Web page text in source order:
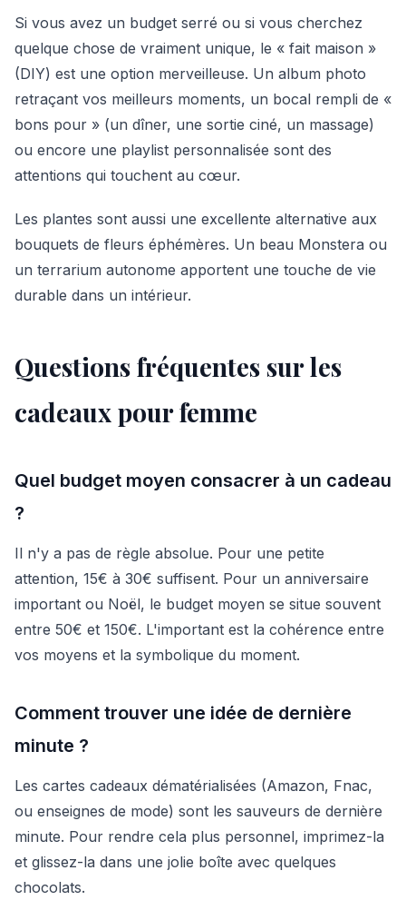
Si vous avez un budget serré ou si vous cherchez
quelque chose de vraiment unique, le « fait maison »
(DIY) est une option merveilleuse. Un album photo
retraçant vos meilleurs moments, un bocal rempli de «
bons pour » (un dîner, une sortie ciné, un massage)
ou encore une playlist personnalisée sont des
attentions qui touchent au cœur.
Les plantes sont aussi une excellente alternative aux
bouquets de fleurs éphémères. Un beau Monstera ou
un terrarium autonome apportent une touche de vie
durable dans un intérieur.
Questions fréquentes sur les
cadeaux pour femme
Quel budget moyen consacrer à un cadeau
?
Il n'y a pas de règle absolue. Pour une petite
attention, 15€ à 30€ suffisent. Pour un anniversaire
important ou Noël, le budget moyen se situe souvent
entre 50€ et 150€. L'important est la cohérence entre
vos moyens et la symbolique du moment.
Comment trouver une idée de dernière
minute ?
Les cartes cadeaux dématérialisées (Amazon, Fnac,
ou enseignes de mode) sont les sauveurs de dernière
minute. Pour rendre cela plus personnel, imprimez-la
et glissez-la dans une jolie boîte avec quelques
chocolats.